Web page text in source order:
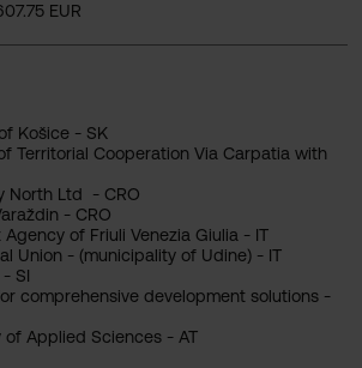
EUR
Košice - SK
Territorial Cooperation Via Carpatia with
North Ltd - CRO
- CRO
of Friuli Venezia Giulia - IT
Union - (municipality of Udine) - IT
SI
comprehensive development solutions -
of Applied Sciences - AT